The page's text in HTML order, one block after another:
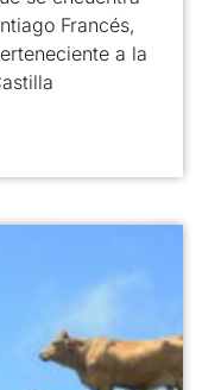
Francés,
a la